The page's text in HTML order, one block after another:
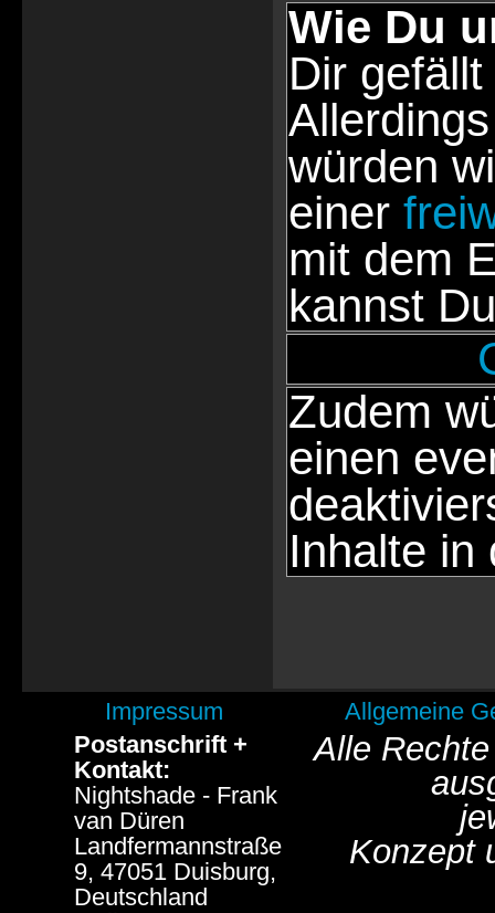
Wie Du
Dir
würden
einer
mit dem
kannst
Zudem
einen
Inhalte in
Impressum
Allgemeine
Postanschrift +
Kontakt:
Nightshade - Frank
van Düren
Landfermannstraße
9, 47051 Duisburg,
Deutschland
Alle
Konzept